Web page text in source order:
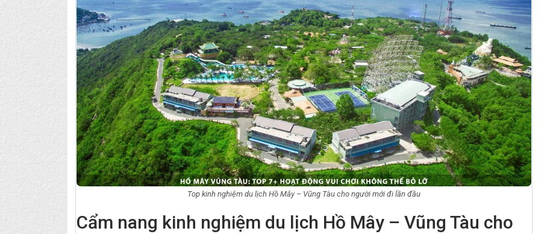
Top kinh nghiệm du lịch Hồ Mây – Vũng Tàu cho người mới đi lần đầu
Cẩm nang kinh nghiệm du lịch Hồ Mây – Vũng Tàu cho